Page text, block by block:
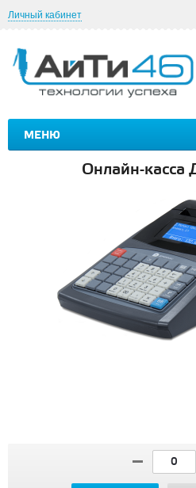
Личный кабинет
МЕНЮ
Онлайн-касса